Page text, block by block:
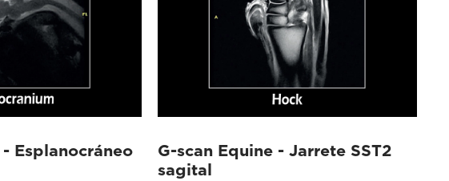
Esplanocráneo
G-scan Equine - Jarrete SST2
sagital